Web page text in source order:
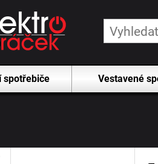
spotřebiče Vestavené